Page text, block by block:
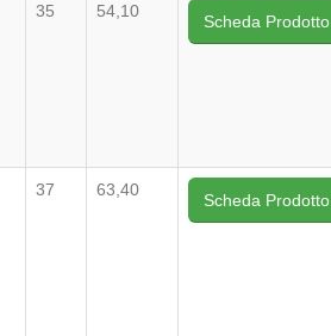
35 54,10
Scheda Prodotto
37 63,40
Scheda Prodotto